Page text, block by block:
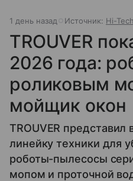
1 день назад Источник: Hi-
TROUVER
2026 года:
роликовым
мойщик окон
TROUVER
линейку техники для
роботы-пылесосы
мопом и проточной